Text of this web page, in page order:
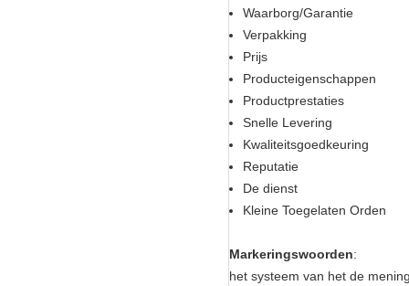
Waarborg/Garantie
Verpakking
Prijs
Producteigenschappen
Productprestaties
Snelle Levering
Kwaliteitsgoedkeuring
Reputatie
De dienst
Kleine Toegelaten Orden
Markeringswoorden:
het systeem van het de